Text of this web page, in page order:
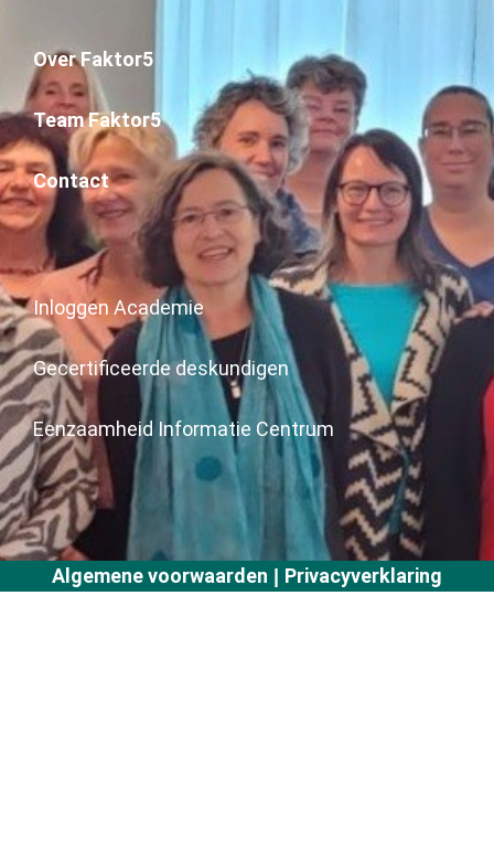
Over Faktor5
Team Faktor5
Contact
Inloggen Academie
Gecertificeerde deskundigen
Eenzaamheid Informatie Centrum
Algemene voorwaarden | Privacyverklaring